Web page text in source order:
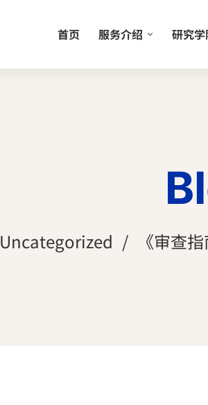
首页 服务介绍 研究学
Uncategorized 《审查